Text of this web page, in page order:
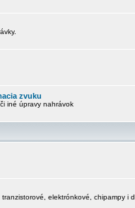
zvuku
iné úpravy nahrávok
elektrónkové, chipampy i